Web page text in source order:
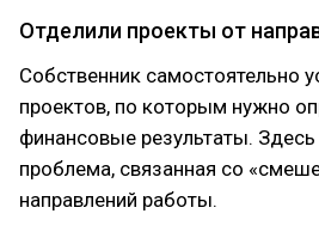
Отделили проекты от
Собственник самостоятельно
проектов, по которым нужно
финансовые результаты.
проблема, связанная со
направлений работы.